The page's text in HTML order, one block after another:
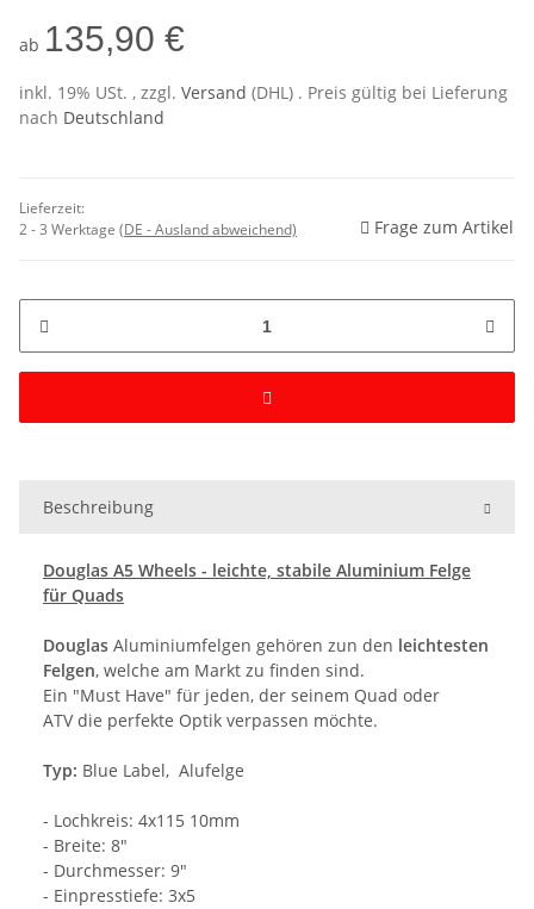
ab 135,90 €
inkl. 19% USt. , zzgl. Versand (DHL) . Preis gültig bei Lieferung
nach Deutschland
Lieferzeit:
2 - 3 Werktage (DE - Ausland abweichend) Frage zum Artikel
Beschreibung
Douglas A5 Wheels - leichte, stabile Aluminium Felge
für Quads
Douglas Aluminiumfelgen gehören zun den leichtesten
Felgen, welche am Markt zu finden sind.
Ein "Must Have" für jeden, der seinem Quad oder
ATVdie perfekte Optik verpassen möchte.
Typ: Blue Label, Alufelge
- Lochkreis: 4x115 10mm
- Breite: 8"
- Durchmesser: 9"
- Einpresstiefe: 3x5